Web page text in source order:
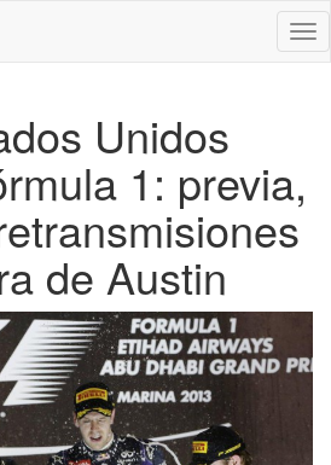
Unidos
1: previa,
de Austin